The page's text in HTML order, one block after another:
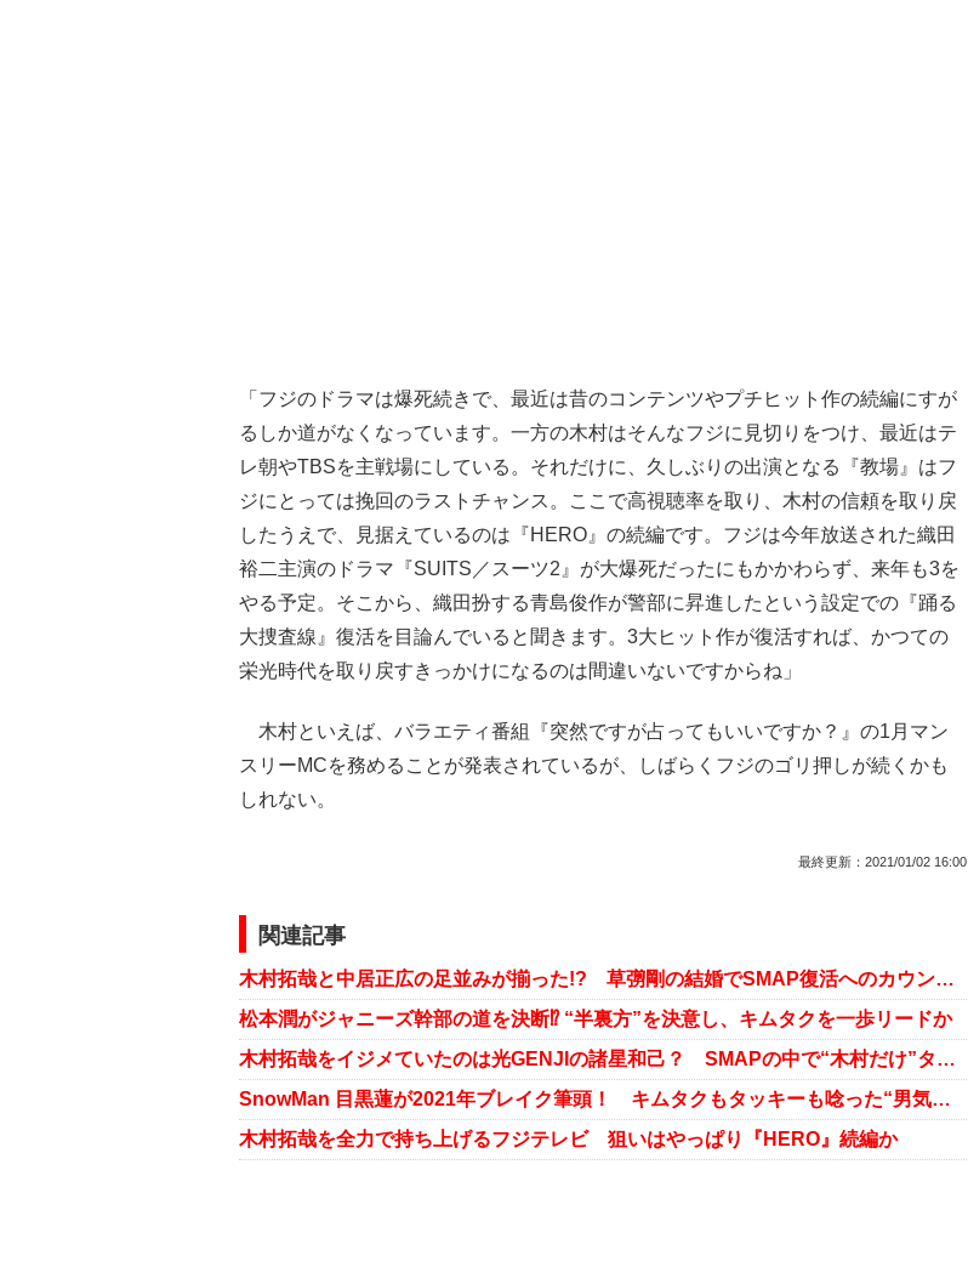
「フジのドラマは爆死続きで、最近は昔のコンテンツやプチヒット作の続編にすが
るしか道がなくなっています。一方の木村はそんなフジに見切りをつけ、最近はテ
レ朝やTBSを主戦場にしている。それだけに、久しぶりの出演となる『教場』はフ
ジにとっては挽回のラストチャンス。ここで高視聴率を取り、木村の信頼を取り戻
したうえで、見据えているのは『HERO』の続編です。フジは今年放送された織田
裕二主演のドラマ『SUITS／スーツ2』が大爆死だったにもかかわらず、来年も3を
やる予定。そこから、織田扮する青島俊作が警部に昇進したという設定での『踊る
大捜査線』復活を目論んでいると聞きます。3大ヒット作が復活すれば、かつての
栄光時代を取り戻すきっかけになるのは間違いないですからね」
木村といえば、バラエティ番組『突然ですが占ってもいいですか？』の1月マン
スリーMCを務めることが発表されているが、しばらくフジのゴリ押しが続くかも
しれない。
最終更新： 2021/01/02 16:00
関連記事
木村拓哉と中居正広の足並みが揃った!? 草彅剛の結婚でSMAP復活へのカウントダウンか
松本潤がジャニーズ幹部の道を決断⁉ “半裏方”を決意し、キムタクを一歩リードか
木村拓哉をイジメていたのは光GENJIの諸星和己？ SMAPの中で“木村だけ”ターゲットにされた理由
SnowMan 目黒蓮が2021年ブレイク筆頭！ キムタクもタッキーも唸った“男気ジャニーズ”の素顔
木村拓哉を全力で持ち上げるフジテレビ 狙いはやっぱり『HERO』続編か